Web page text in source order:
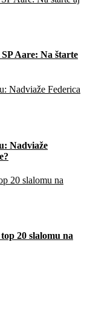
Aare: Na štarte
Nadviaže
20 slalomu na